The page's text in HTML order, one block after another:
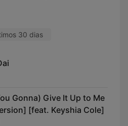
30 dias
Gonna) Give It Up to Me
[feat. Keyshia Cole]